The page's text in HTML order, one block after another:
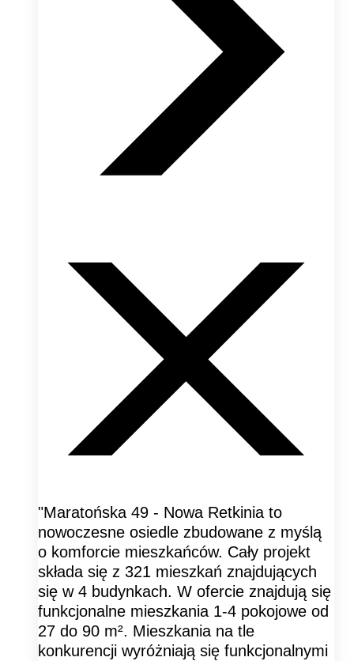
"Maratońska 49 - Nowa Retkinia to
nowoczesne osiedle zbudowane z myślą
o komforcie mieszkańców. Cały projekt
składa się z 321 mieszkań znajdujących
się w 4 budynkach. W ofercie znajdują się
funkcjonalne mieszkania 1-4 pokojowe od
27 do 90 m². Mieszkania na tle
konkurencji wyróżniają się funkcjonalnymi